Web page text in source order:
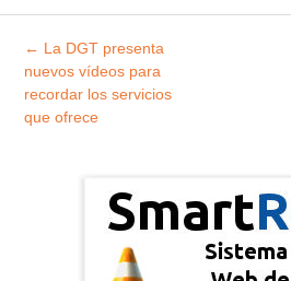
Explorar
entradas
← La DGT presenta
nuevos vídeos para
recordar los servicios
que ofrece